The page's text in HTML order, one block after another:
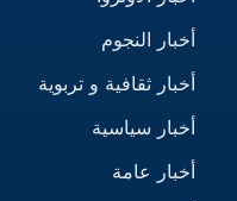
أخبار النجوم
أخبار ثقافية و تربوية
أخبار سياسية
أخبار عامة